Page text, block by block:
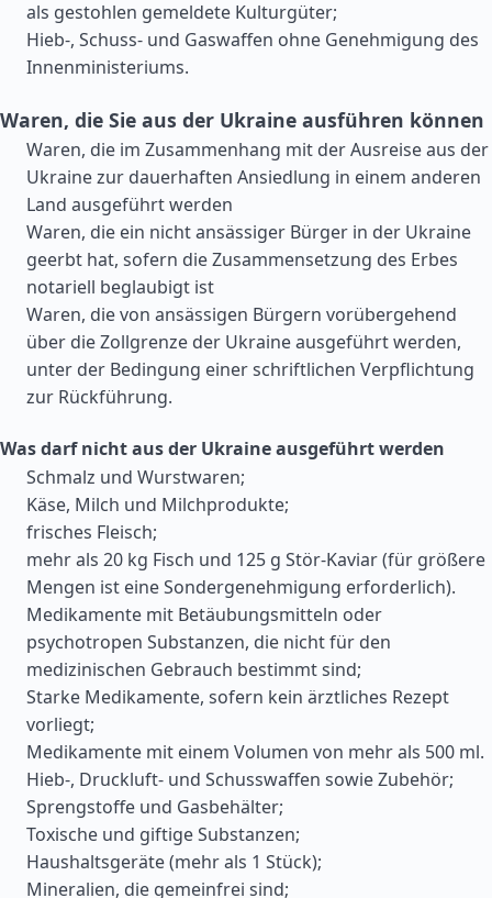
als gestohlen gemeldete Kulturgüter;
Hieb-, Schuss- und Gaswaffen ohne Genehmigung des
Innenministeriums.
Waren, die Sie aus der Ukraine ausführen können
Waren, die im Zusammenhang mit der Ausreise aus der
Ukraine zur dauerhaften Ansiedlung in einem anderen
Land ausgeführt werden
Waren, die ein nicht ansässiger Bürger in der Ukraine
geerbt hat, sofern die Zusammensetzung des Erbes
notariell beglaubigt ist
Waren, die von ansässigen Bürgern vorübergehend
über die Zollgrenze der Ukraine ausgeführt werden,
unter der Bedingung einer schriftlichen Verpflichtung
zur Rückführung.
Was darf nicht aus der Ukraine ausgeführt werden
Schmalz und Wurstwaren;
Käse, Milch und Milchprodukte;
frisches Fleisch;
mehr als 20 kg Fisch und 125 g Stör-Kaviar (für größere
Mengen ist eine Sondergenehmigung erforderlich).
Medikamente mit Betäubungsmitteln oder
psychotropen Substanzen, die nicht für den
medizinischen Gebrauch bestimmt sind;
Starke Medikamente, sofern kein ärztliches Rezept
vorliegt;
Medikamente mit einem Volumen von mehr als 500 ml.
Hieb-, Druckluft- und Schusswaffen sowie Zubehör;
Sprengstoffe und Gasbehälter;
Toxische und giftige Substanzen;
Haushaltsgeräte (mehr als 1 Stück);
Mineralien, die gemeinfrei sind;